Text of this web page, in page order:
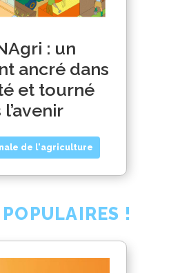
: un
ancré dans
et tourné
de l'agriculture
!